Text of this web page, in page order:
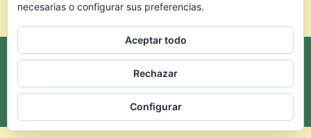
necesarias o configurar sus preferencias.
Aceptar todo
Rechazar
Configurar